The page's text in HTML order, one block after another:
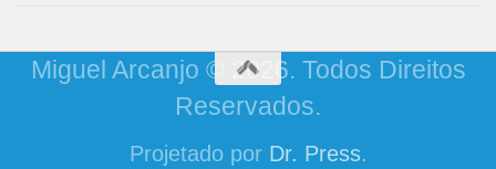
Miguel Arcanjo © 2026. Todos Direitos
Reservados.
Projetado por Dr. Press.